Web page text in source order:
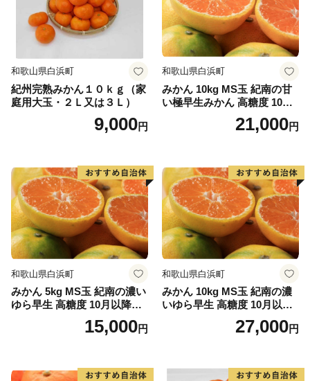
和歌山県白浜町
紀州完熟みかん１０ｋｇ（家
庭用大玉・２Ｌ又は３Ｌ）
9,000円
和歌山県白浜町
みかん 10kg MS玉 紀南の甘
い極早生みかん 高糖度 10月
以降発送 マルチ被覆栽培
21,000円
和歌山県白浜町
みかん 5kg MS玉 紀南の濃い
ゆら早生 高糖度 10月以降発
送 マルチ被覆栽培15,000円
和歌山県白浜町
みかん 10kg MS玉 紀南の濃
いゆら早生 高糖度 10月以降
発送 マルチ被覆栽培27,000円